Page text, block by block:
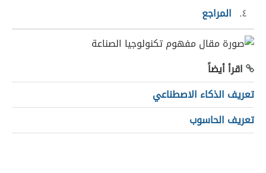
٤
المراجع
اقرأ أيضاً
تعريف الذكاء الاصطناعي
تعريف الحاسوب